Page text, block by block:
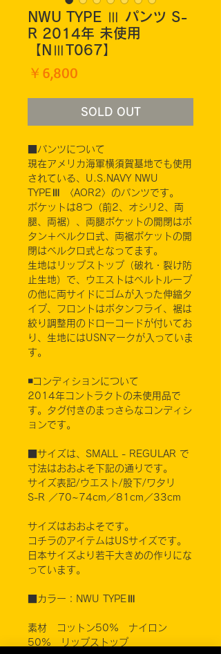
NWU TYPE Ⅲ パンツ S-
R 2014年 未使用
【NⅢT067】
￥6,800
SOLD OUT
■パンツについて
現在アメリカ海軍横須賀基地でも使用
されている、U.S.NAVY NWU
TYPEⅢ 〈AOR2〉のパンツです。
ポケットは8つ（前2、オシリ2、両
腿、両裾）、両腿ポケットの開閉はボ
タン＋ベルクロ式、両裾ポケットの開
閉はベルクロ式となってます。
生地はリップストップ（破れ・裂け防
止生地）で、ウエストはベルトループ
の他に両サイドにゴムが入った伸縮タ
イプ、フロントはボタンフライ、裾は
絞り調整用のドローコードが付いてお
り、生地にはUSNマークが入っていま
す。
◾️コンディションについて
2014年コントラクトの未使用品で
す。タグ付きのまっさらなコンディシ
ョンです。
■サイズは、SMALL - REGULAR で
寸法はおおよそ下記の通りです。
サイズ表記/ウエスト/股下/ワタリ
S-R ／70~74cm／81cm／33cm
サイズはおおよそです。
コチラのアイテムはUSサイズです。
日本サイズより若干大きめの作りにな
っています。
■カラー：NWU TYPEⅢ
素材 コットン50% ナイロン
50% リップストップ